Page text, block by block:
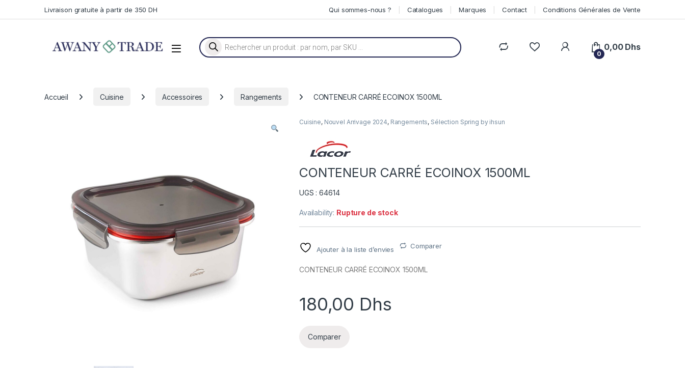
Livraison gratuite à partir de 350 DH Qui sommes-nous ? Catalogues Marques Contact Conditions Générales de Vente
Recherche de produits
0
0,00 Dhs
Accueil Cuisine Accessoires Rangements CONTENEUR CARRÉ ECOINOX 1500ML
Cuisine, Nouvel Arrivage 2024, Rangements, Sélection Spring by ihsun
CONTENEUR CARRÉ ECOINOX 1500ML
UGS : 64614
Availability: Rupture de stock
Ajouter à la liste d’envies Comparer
CONTENEUR CARRÉ ECOINOX 1500ML
180,00 Dhs
Comparer